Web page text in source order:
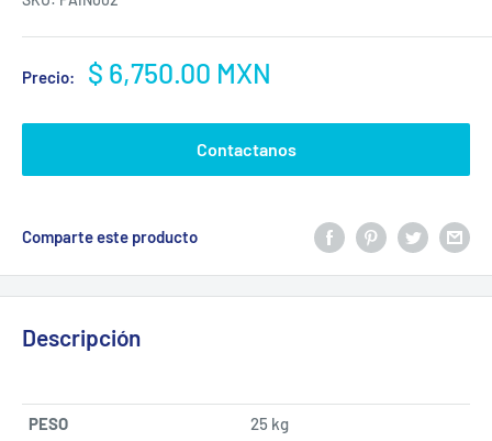
Precio:
Precio
venta
$ 6,750.00 MXN
Contactanos
Comparte este producto
Descripción
PESO
25 kg